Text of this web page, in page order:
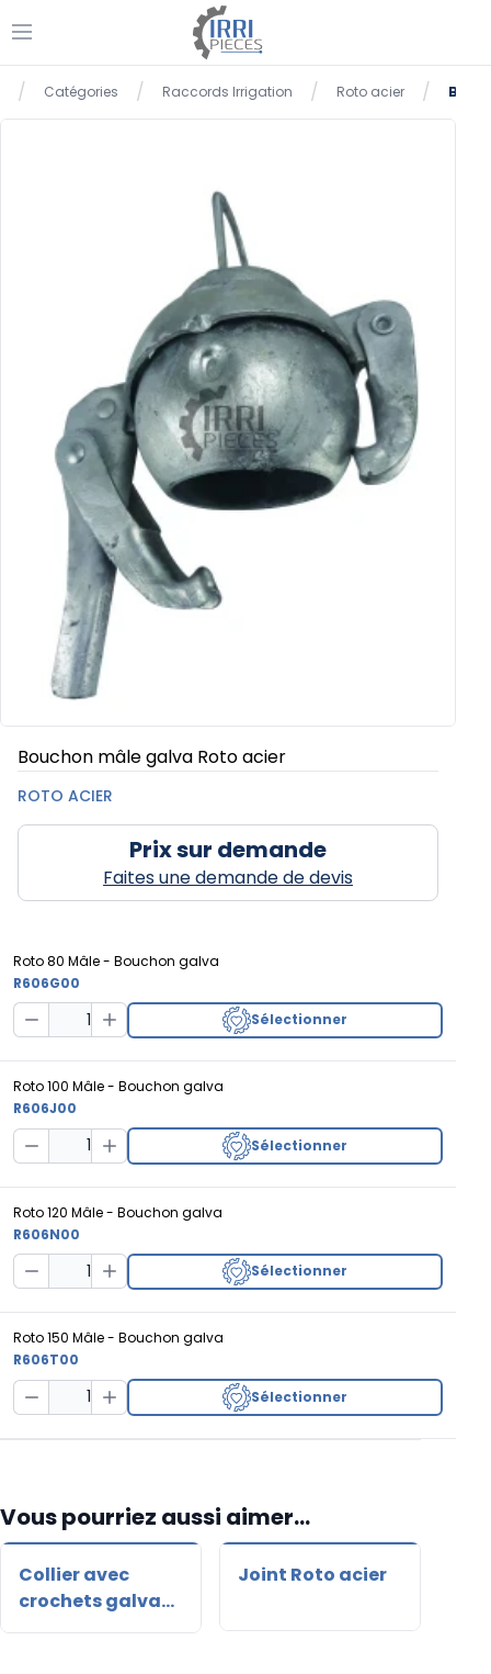
Ouvrir le menu
Accueil
/ Catégories / Raccords Irrigation / Roto acier /
Bouchon mâle galva Roto acier
ROTO ACIER
Prix sur demande
Faites une demande de devis
Roto 80 Mâle - Bouchon galva
R606G00
Decrease QuantityIncrease QuantitySélectionner
Roto 100 Mâle - Bouchon galva
R606J00
Decrease QuantityIncrease QuantitySélectionner
Roto 120 Mâle - Bouchon galva
R606N00
Decrease QuantityIncrease QuantitySélectionner
Roto 150 Mâle - Bouchon galva
R606T00
Decrease QuantityIncrease QuantitySélectionner
Vous pourriez aussi aimer...
Collier avec
crochets galva
Roto acier
Joint Roto acier